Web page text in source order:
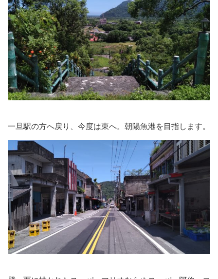
一旦駅の方へ戻り、今度は東へ。朝陽魚港を目指します。